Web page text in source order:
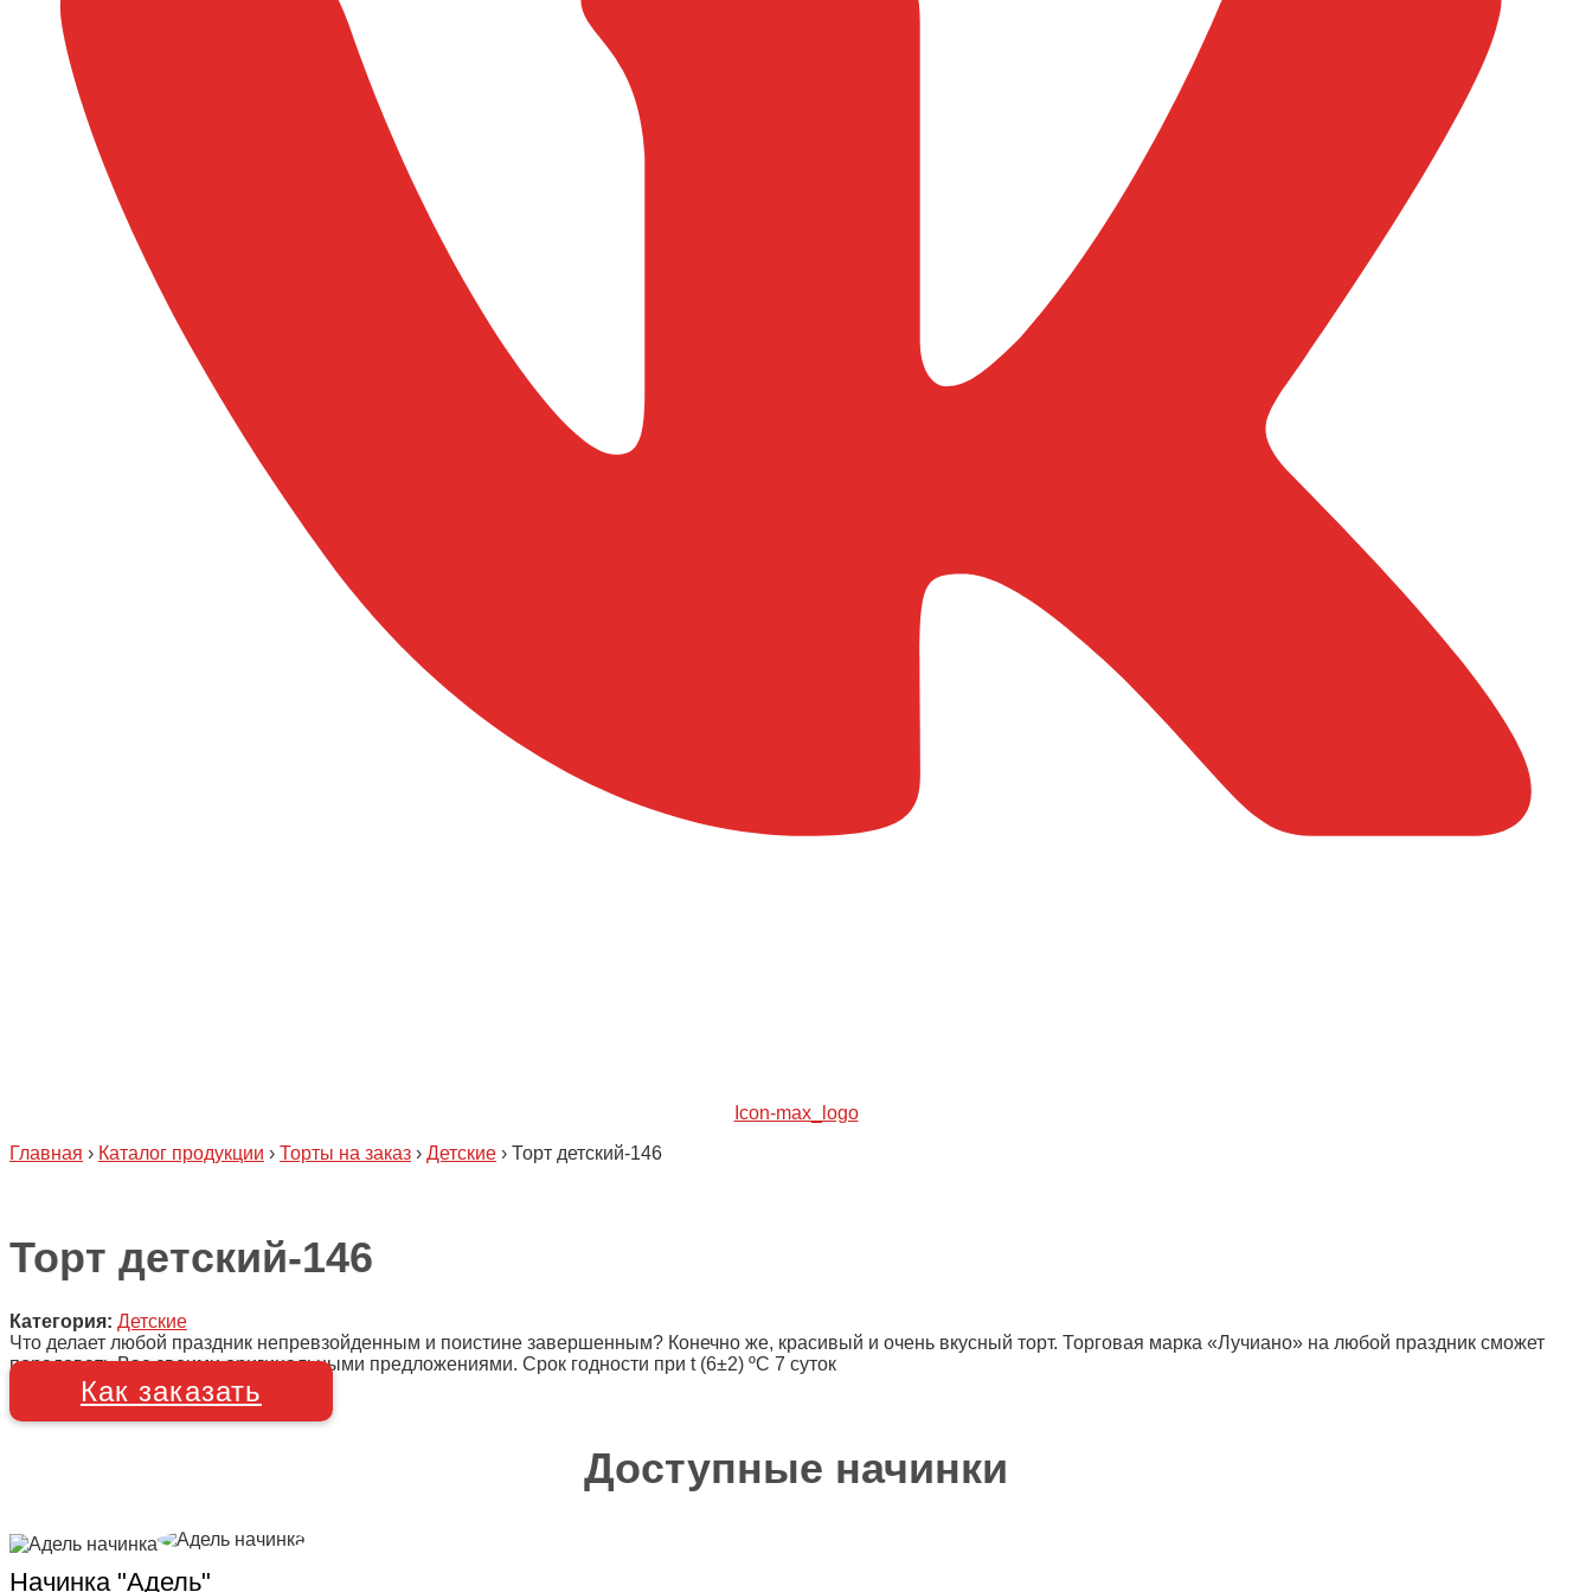
Icon-max_logo
Главная › Каталог продукции › Торты на заказ › Детские › Торт детский-146
Торт детский-146
Категория: Детские
Что делает любой праздник непревзойденным и поистине завершенным? Конечно же, красивый и очень вкусный торт. Торговая марка «Лучиано» на любой праздник сможет
порадовать Вас своими оригинальными предложениями. Срок годности при t (6±2) ºC 7 суток
Как заказать
Доступные начинки
Начинка "Адель"